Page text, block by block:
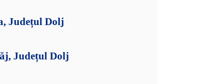
Județul Dolj
Județul Dolj